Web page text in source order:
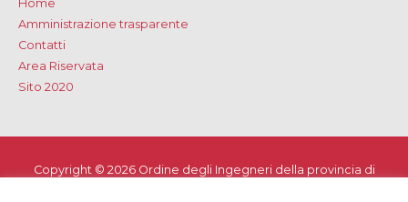
Home
Amministrazione trasparente
Contatti
Area Riservata
Sito 2020
Copyright © 2026 Ordine degli Ingegneri della provincia di